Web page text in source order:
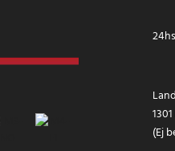
(Ej